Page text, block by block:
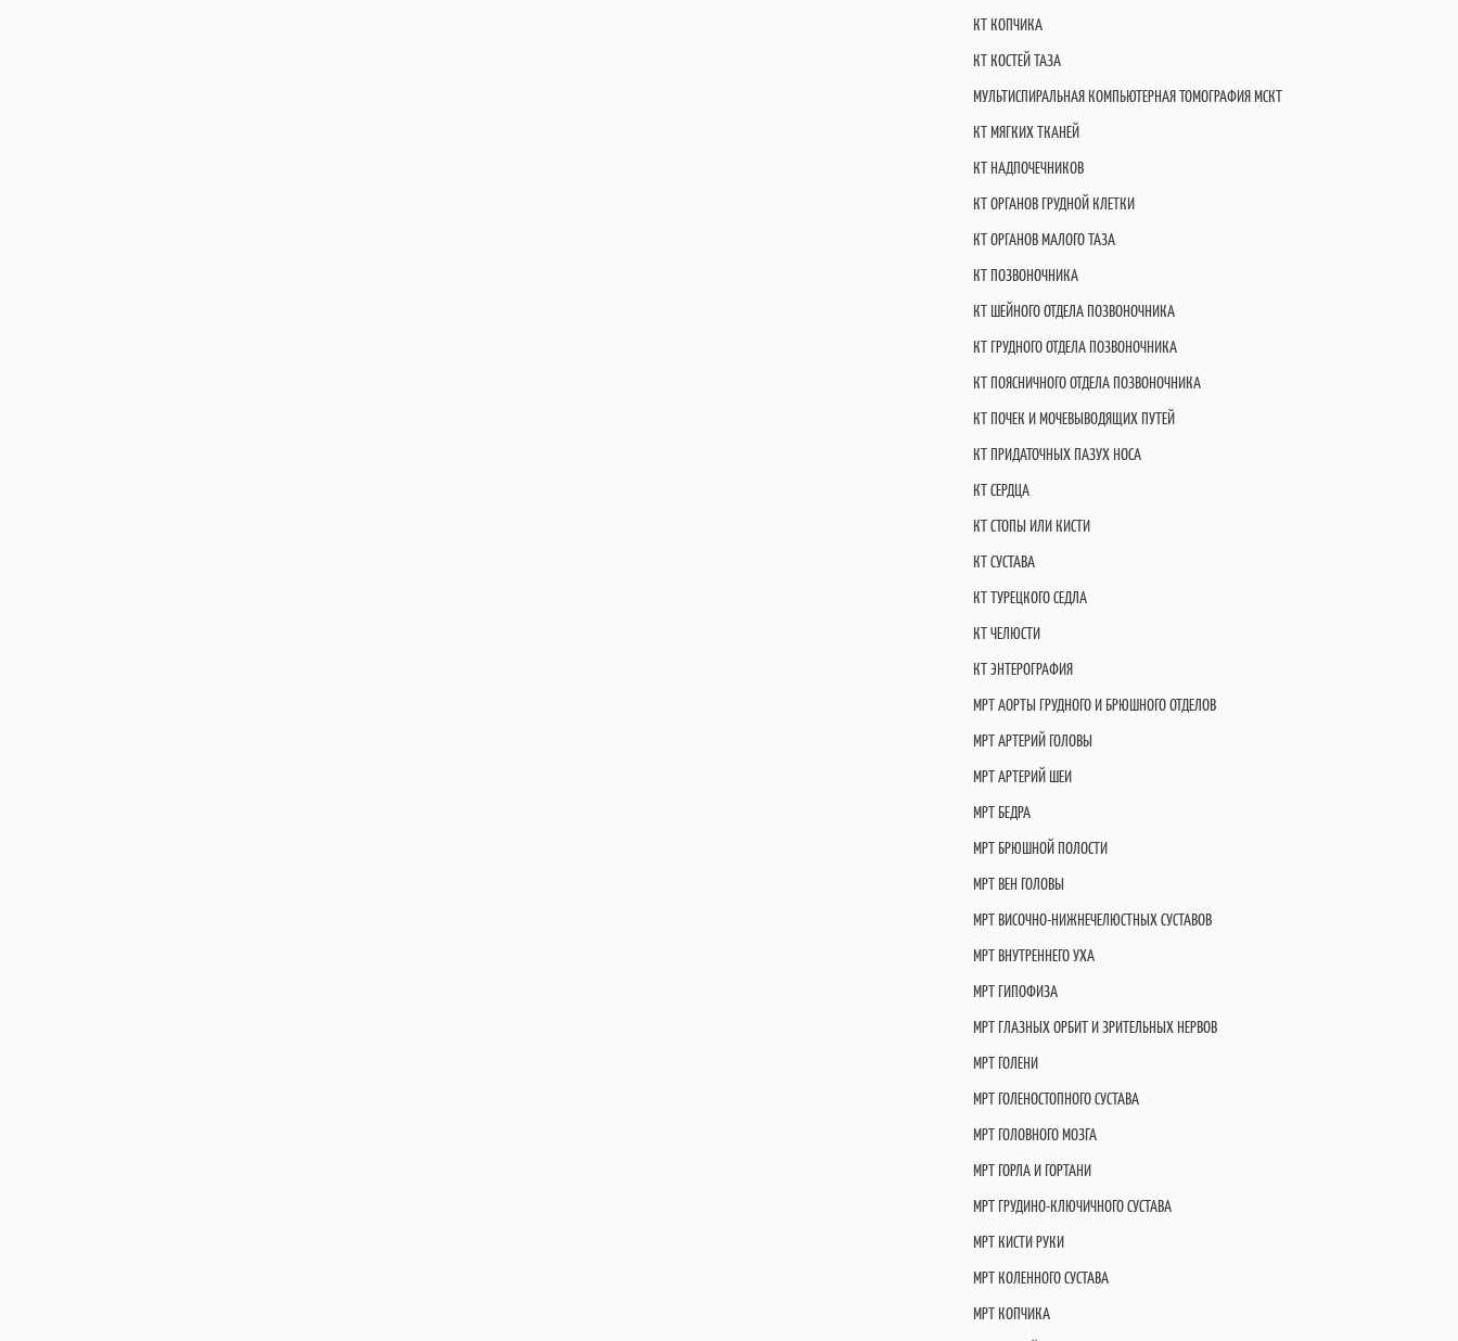
КТ КОПЧИКА
КТ КОСТЕЙ ТАЗА
МУЛЬТИСПИРАЛЬНАЯ КОМПЬЮТЕРНАЯ ТОМОГРАФИЯ МСКТ
КТ МЯГКИХ ТКАНЕЙ
КТ НАДПОЧЕЧНИКОВ
КТ ОРГАНОВ ГРУДНОЙ КЛЕТКИ
КТ ОРГАНОВ МАЛОГО ТАЗА
КТ ПОЗВОНОЧНИКА
КТ ШЕЙНОГО ОТДЕЛА ПОЗВОНОЧНИКА
КТ ГРУДНОГО ОТДЕЛА ПОЗВОНОЧНИКА
КТ ПОЯСНИЧНОГО ОТДЕЛА ПОЗВОНОЧНИКА
КТ ПОЧЕК И МОЧЕВЫВОДЯЩИХ ПУТЕЙ
КТ ПРИДАТОЧНЫХ ПАЗУХ НОСА
КТ СЕРДЦА
КТ СТОПЫ ИЛИ КИСТИ
КТ СУСТАВА
КТ ТУРЕЦКОГО СЕДЛА
КТ ЧЕЛЮСТИ
КТ ЭНТЕРОГРАФИЯ
МРТ АОРТЫ ГРУДНОГО И БРЮШНОГО ОТДЕЛОВ
МРТ АРТЕРИЙ ГОЛОВЫ
МРТ АРТЕРИЙ ШЕИ
МРТ БЕДРА
МРТ БРЮШНОЙ ПОЛОСТИ
МРТ ВЕН ГОЛОВЫ
МРТ ВИСОЧНО-НИЖНЕЧЕЛЮСТНЫХ СУСТАВОВ
МРТ ВНУТРЕННЕГО УХА
МРТ ГИПОФИЗА
МРТ ГЛАЗНЫХ ОРБИТ И ЗРИТЕЛЬНЫХ НЕРВОВ
МРТ ГОЛЕНИ
МРТ ГОЛЕНОСТОПНОГО СУСТАВА
МРТ ГОЛОВНОГО МОЗГА
МРТ ГОРЛА И ГОРТАНИ
МРТ ГРУДИНО-КЛЮЧИЧНОГО СУСТАВА
МРТ КИСТИ РУКИ
МРТ КОЛЕННОГО СУСТАВА
МРТ КОПЧИКА